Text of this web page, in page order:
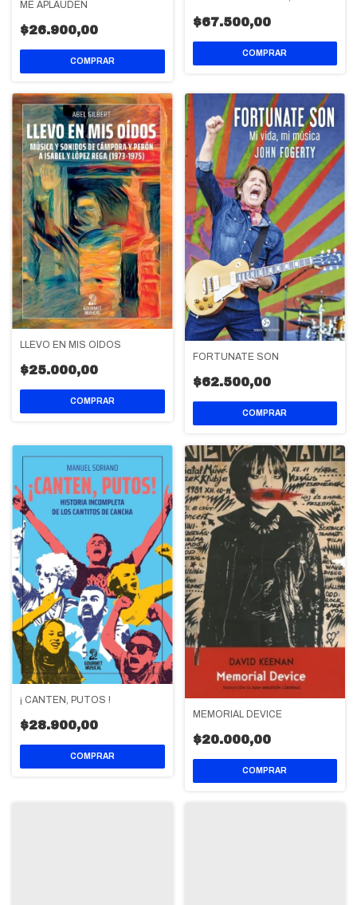
ME APLAUDEN
$26.900,00
$67.500,00
LLEVO EN MIS OÍDOS
$25.000,00
FORTUNATE SON
$62.500,00
¡ CANTEN, PUTOS !
$28.900,00
MEMORIAL DEVICE
$20.000,00